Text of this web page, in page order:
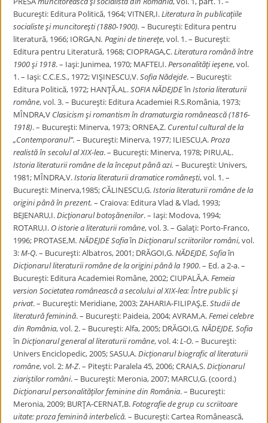
Bucureşti: Editura Politică, 1964; VITNER,I.Literatura în publicaţiile
socialiste şi muncitoreşti (1880-1900). – Bucureşti: Editura pentru
literatură, 1966; IORGA,N. Pagini de tinereţe, vol. 1. – Bucureşti:
Editura pentru Literatură, 1968; CIOPRAGA,C.Literatura română între
1900 şi 1918. – Iaşi: Junimea, 1970; MAFTEI,I.Personalităţi ieşene, vol.
1. – Iaşi: C.C.E.S., 1972; VIŞINESCU,V.Sofia Nădejde. – Bucureşti:
Editura Politică, 1972; HANŢĂ,AL.SOFIA NĂDEJDEînIstorialiteraturii
române, vol. 3. – Bucureşti: Editura Academiei R.S.România, 1973;
MÎNDRA,V Clasicism şi romantism în dramaturgia românească (1816-
1918). – Bucureşti: Minerva, 1973; ORNEA,Z. Curentul cultural de la
„Contemporanul”. – Bucureşti: Minerva, 1977; ILIESCU,A.Proza
realistă în secolul al XIX-lea. – Bucureşti: Minerva, 1978; PIRU,AL.
Istoria literaturii române de la început până azi. – Bucureşti: Univers,
1981; MÎNDRA,V.Istoria literaturii dramatice româneşti, vol. 1. –
Bucureşti: Minerva,1985; CĂLINESCU,G.Istoria literaturii române de la
origini până în prezent. – Craiova: Editura Vlad & Vlad, 1993;
BEJENARU,I.Dicţionarul botoşănenilor. – Iaşi: Modova, 1994;
ROTARU,I. O istorie a literaturii române, vol. 3. – Galaţi: Porto-Franco,
1996; PROTASE,M. NĂDEJDE SofiaînDicţionarul scriitorilor români, vol.
3:M-Q. – Bucureşti: Albatros, 2001; DRĂGOI,G.NĂDEJDE, Sofiaîn
Dicţionarulliteraturii române de la origini până la 1900. – Ed. a 2-a. –
Bucureşti: Editura Academiei Române, 2002; CIUPALĂ,A.Femeia
version Societatea românească a secolului al XIX-lea:Între public şi
privat. – Bucureşti: Meridiane, 2003; ZAHARIA-FILIPAŞ,E.Studii de
literatură feminină. – Bucureşti: Paideia, 2004; AVRAM,A.Femei celebre
din România, vol. 2. – Bucureşti: Alfa, 2005; DRĂGOI,G. NĂDEJDE, Sofia
înDicţionarulgeneral al literaturii române, vol. 4:L-O. – Bucureşti:
Univers Enciclopedic, 2005; SASU,A.Dicţionarul biografic al literaturii
române, vol. 2:M-Z. – Piteşti: Paralela 45, 2006; CRAIA,S.Dicţionarul
ziariştilor români. – Bucureşti: Meronia, 2007; MARCU,G. (coord.)
Dicţionarul personalităţilor feminine din România. – Bucureşti:
Meronia, 2009; BURŢA-CERNAT,B.Fotografie de grup cu scriitoare
uitate: proza femininăinterbelică. – Bucureşti: Cartea Românească,